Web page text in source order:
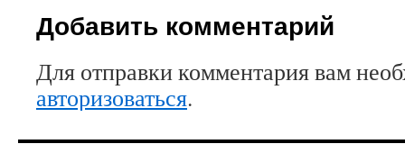
Добавить комментарий
Для отправки комментария вам
авторизоваться.